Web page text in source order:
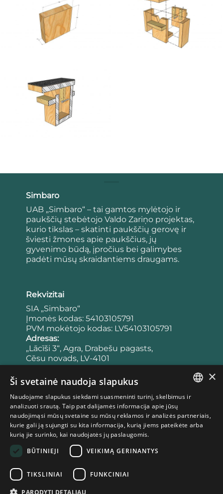
Simbaro
UAB „Simbaro“ – tai gamtos mylėtojo ir
paukščių stebėtojo Valdo Zariņo projektas,
kurio tikslas – skatinti paukščių gerovę ir
šviesti žmones apie paukščius, jų
gyvenimo būdą, įpročius bei galimybes
padėti mūsų skraidantiems draugams.
Rekvizitai
SIA „Simbaro“
Įmonės kodas: 54103105791
PVM mokėtojo kodas: LV54103105791
Adresas:
„Lācīši 3“, Agra, Drabešu pagasts,
Cēsu novads, LV-4101
Bankas:
Sąskaitos numeris:
LV65UNLA0050023953443
Banko kodas: UNLALV2X
Privatumo politika
Pirkimo taisyklės
Slapukų politika
ESTONIAN
×
Ši svetainė naudoja slapukus
Naudojame slapukus siekdami suasmeninti turinį, skelbimus ir
analizuoti srautą. Taip pat dalijamės informacija apie jūsų
naudojimąsi mūsų svetaine su mūsų reklamos ir analizės partneriais,
kurie gali ją sujungti su kita informacija, kurią jiems pateikėte arba
kurią jie surinko, kai naudojatės jų paslaugomis.
BŪTINIEJI
VEIKIMĄ GERINANTYS
TIKSLINIAI FUNKCINIAI
PARODYTI DETALIAU